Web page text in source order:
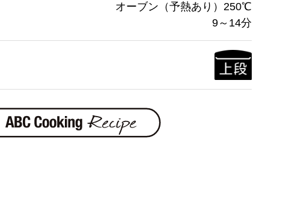
オーブン（予熱あり）250℃
9～14分